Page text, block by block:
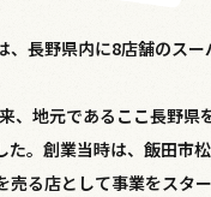
、長野県内に8店舗のス
、地元であるここ長野県
た。創業当時は、飯田市
売る店として事業をスタ